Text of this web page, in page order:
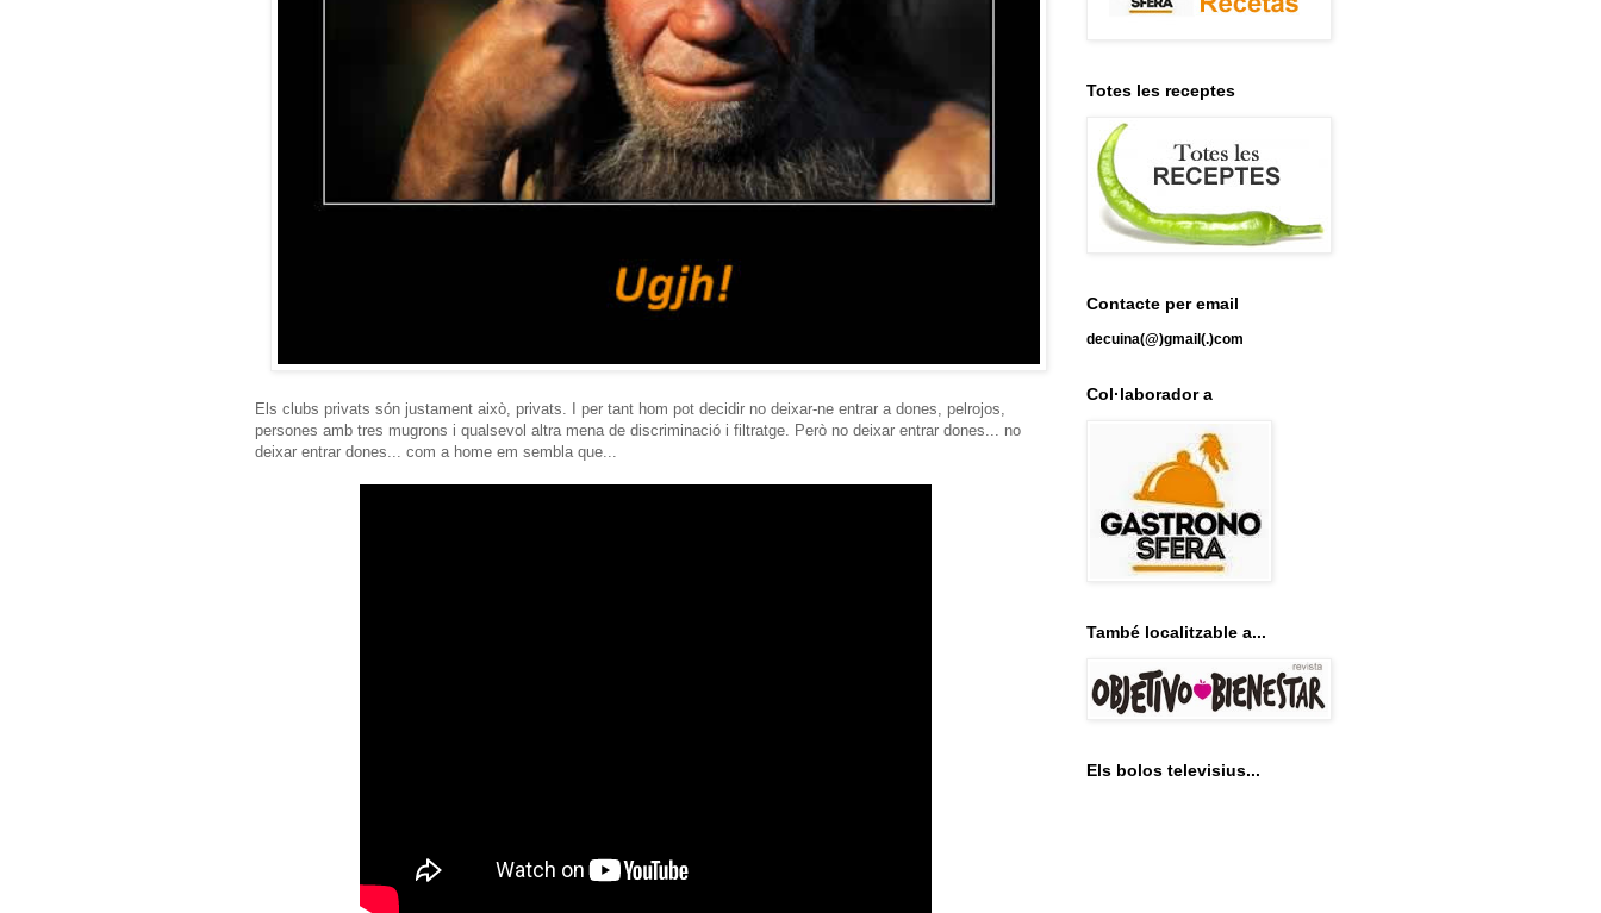
Els clubs privats són justament això, privats. I per tant hom pot decidir no deixar-ne entrar a dones, pelrojos,
persones amb tres mugrons i qualsevol altra mena de discriminació i filtratge. Però no deixar entrar dones... no
deixar entrar dones... com a home em sembla que...
Totes les receptes
Contacte per email
decuina(@)gmail(.)com
Col·laborador a
També localitzable a...
Els bolos televisius...